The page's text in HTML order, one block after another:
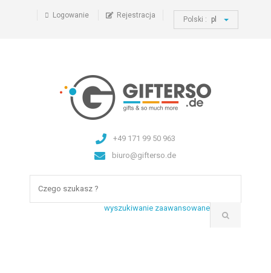
Logowanie Rejestracja Polski : pl
+49 171 99 50 963
biuro@gifterso.de
wyszukiwanie zaawansowane